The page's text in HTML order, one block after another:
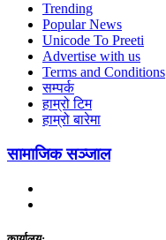
Trending
Popular News
Unicode To Preeti
Advertise with us
Terms and Conditions
सम्पर्क
हाम्रो टिम
हाम्रो बारेमा
सामाजिक सञ्जाल